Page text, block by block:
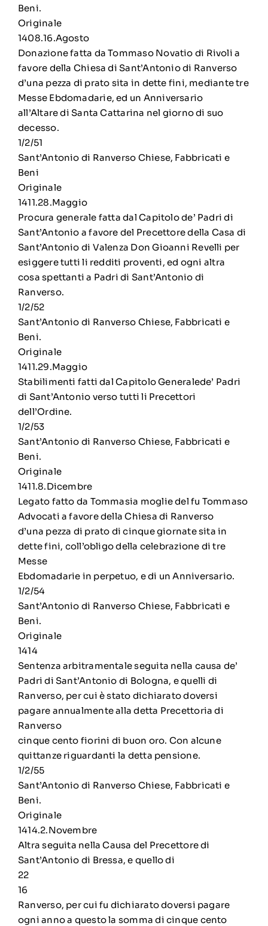
Beni.
Originale
1408.16.Agosto
Donazione fatta da Tommaso Novatio di Rivoli a
favore della Chiesa di Sant’Antonio di Ranverso
d’una pezza di prato sita in dette fini, mediante tre
Messe Ebdomadarie, ed un Anniversario
all’Altare di Santa Cattarina nel giorno di suo
decesso.
1/2/51
Sant’Antonio di Ranverso Chiese, Fabbricati e
Beni
Originale
1411.28.Maggio
Procura generale fatta dal Capitolo de’ Padri di
Sant’Antonio a favore del Precettore della Casa di
Sant’Antonio di Valenza Don Gioanni Revelli per
esiggere tutti li redditi proventi, ed ogni altra
cosa spettanti a Padri di Sant’Antonio di
Ranverso.
1/2/52
Sant’Antonio di Ranverso Chiese, Fabbricati e
Beni.
Originale
1411.29.Maggio
Stabilimenti fatti dal Capitolo Generalede’ Padri
di Sant’Antonio verso tutti li Precettori
dell’Ordine.
1/2/53
Sant’Antonio di Ranverso Chiese, Fabbricati e
Beni.
Originale
1411.8.Dicembre
Legato fatto da Tommasia moglie del fu Tommaso
Advocati a favore della Chiesa di Ranverso
d’una pezza di prato di cinque giornate sita in
dette fini, coll’obligo della celebrazione di tre
Messe
Ebdomadarie in perpetuo, e di un Anniversario.
1/2/54
Sant’Antonio di Ranverso Chiese, Fabbricati e
Beni.
Originale
1414
Sentenza arbitramentale seguita nella causa de’
Padri di Sant’Antonio di Bologna, e quelli di
Ranverso, per cui è stato dichiarato doversi
pagare annualmente alla detta Precettoria di
Ranverso
cinque cento fiorini di buon oro. Con alcune
quittanze riguardanti la detta pensione.
1/2/55
Sant’Antonio di Ranverso Chiese, Fabbricati e
Beni.
Originale
1414.2.Novembre
Altra seguita nella Causa del Precettore di
Sant’Antonio di Bressa, e quello di
22
16
Ranverso, per cui fu dichiarato doversi pagare
ogni anno a questo la somma di cinque cento